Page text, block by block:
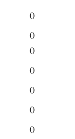
()
()
()
()
()
()
()